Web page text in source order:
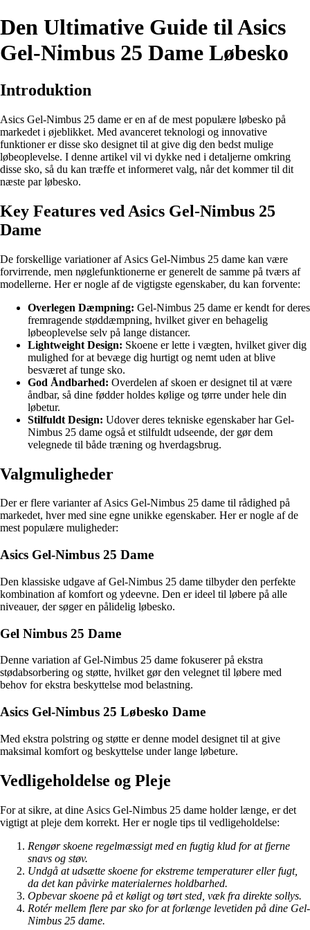
Den Ultimative Guide til Asics
Gel-Nimbus 25 Dame Løbesko
Introduktion
Asics Gel-Nimbus 25 dame er en af de mest populære løbesko på
markedet i øjeblikket. Med avanceret teknologi og innovative
funktioner er disse sko designet til at give dig den bedst mulige
løbeoplevelse. I denne artikel vil vi dykke ned i detaljerne omkring
disse sko, så du kan træffe et informeret valg, når det kommer til dit
næste par løbesko.
Key Features ved Asics Gel-Nimbus 25
Dame
De forskellige variationer af Asics Gel-Nimbus 25 dame kan være
forvirrende, men nøglefunktionerne er generelt de samme på tværs af
modellerne. Her er nogle af de vigtigste egenskaber, du kan forvente:
Overlegen Dæmpning: Gel-Nimbus 25 dame er kendt for deres
fremragende støddæmpning, hvilket giver en behagelig
løbeoplevelse selv på lange distancer.
Lightweight Design: Skoene er lette i vægten, hvilket giver dig
mulighed for at bevæge dig hurtigt og nemt uden at blive
besværet af tunge sko.
God Åndbarhed: Overdelen af skoen er designet til at være
åndbar, så dine fødder holdes kølige og tørre under hele din
løbetur.
Stilfuldt Design: Udover deres tekniske egenskaber har Gel-
Nimbus 25 dame også et stilfuldt udseende, der gør dem
velegnede til både træning og hverdagsbrug.
Valgmuligheder
Der er flere varianter af Asics Gel-Nimbus 25 dame til rådighed på
markedet, hver med sine egne unikke egenskaber. Her er nogle af de
mest populære muligheder:
Asics Gel-Nimbus 25 Dame
Den klassiske udgave af Gel-Nimbus 25 dame tilbyder den perfekte
kombination af komfort og ydeevne. Den er ideel til løbere på alle
niveauer, der søger en pålidelig løbesko.
Gel Nimbus 25 Dame
Denne variation af Gel-Nimbus 25 dame fokuserer på ekstra
stødabsorbering og støtte, hvilket gør den velegnet til løbere med
behov for ekstra beskyttelse mod belastning.
Asics Gel-Nimbus 25 Løbesko Dame
Med ekstra polstring og støtte er denne model designet til at give
maksimal komfort og beskyttelse under lange løbeture.
Vedligeholdelse og Pleje
For at sikre, at dine Asics Gel-Nimbus 25 dame holder længe, er det
vigtigt at pleje dem korrekt. Her er nogle tips til vedligeholdelse:
Rengør skoene regelmæssigt med en fugtig klud for at fjerne
snavs og støv.
Undgå at udsætte skoene for ekstreme temperaturer eller fugt,
da det kan påvirke materialernes holdbarhed.
Opbevar skoene på et køligt og tørt sted, væk fra direkte sollys.
Rotér mellem flere par sko for at forlænge levetiden på dine Gel-
Nimbus 25 dame.